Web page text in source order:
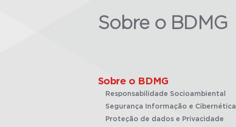
Sobre o BDMG
Sobre o BDMG
Responsabilidade Socioambiental
Segurança Informação e Cibernética
Proteção de dados e Privacidade